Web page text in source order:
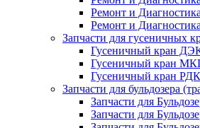
Ремонт и
Ремонт и
Запчасти для гусеничных
Гусеничный кран
Гусеничный кран
Гусеничный кран
Запчасти для бульдозера
Запчасти для
Запчасти для